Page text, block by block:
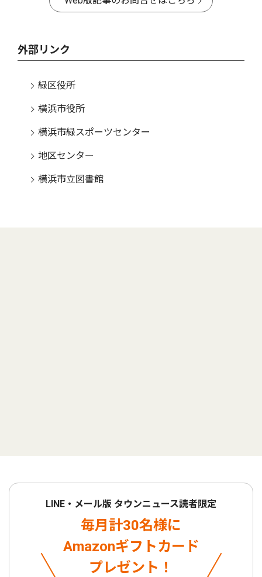
外部リンク
緑区役所
横浜市役所
横浜市緑スポーツセンター
地区センター
横浜市立図書館
LINE・メール版 タウンニュース読者限定
毎月計30名様に
Amazonギフトカード
プレゼント！